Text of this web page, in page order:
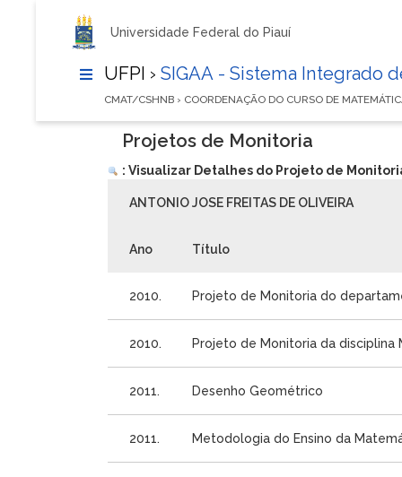
Universidade Federal do Piauí
UFPI › SIGAA - Sistema Integrado
CMAT/CSHNB › COORDENAÇÃO DO CURSO DE
Projetos de Monitoria
: Visualizar Detalhes do Projeto de
ANTONIO JOSE FREITAS DE OLIVEIRA
Ano Título
2010. Projeto de Monitoria do
2010. Projeto de Monitoria da
2011. Desenho Geométrico
2011. Metodologia do Ensino da